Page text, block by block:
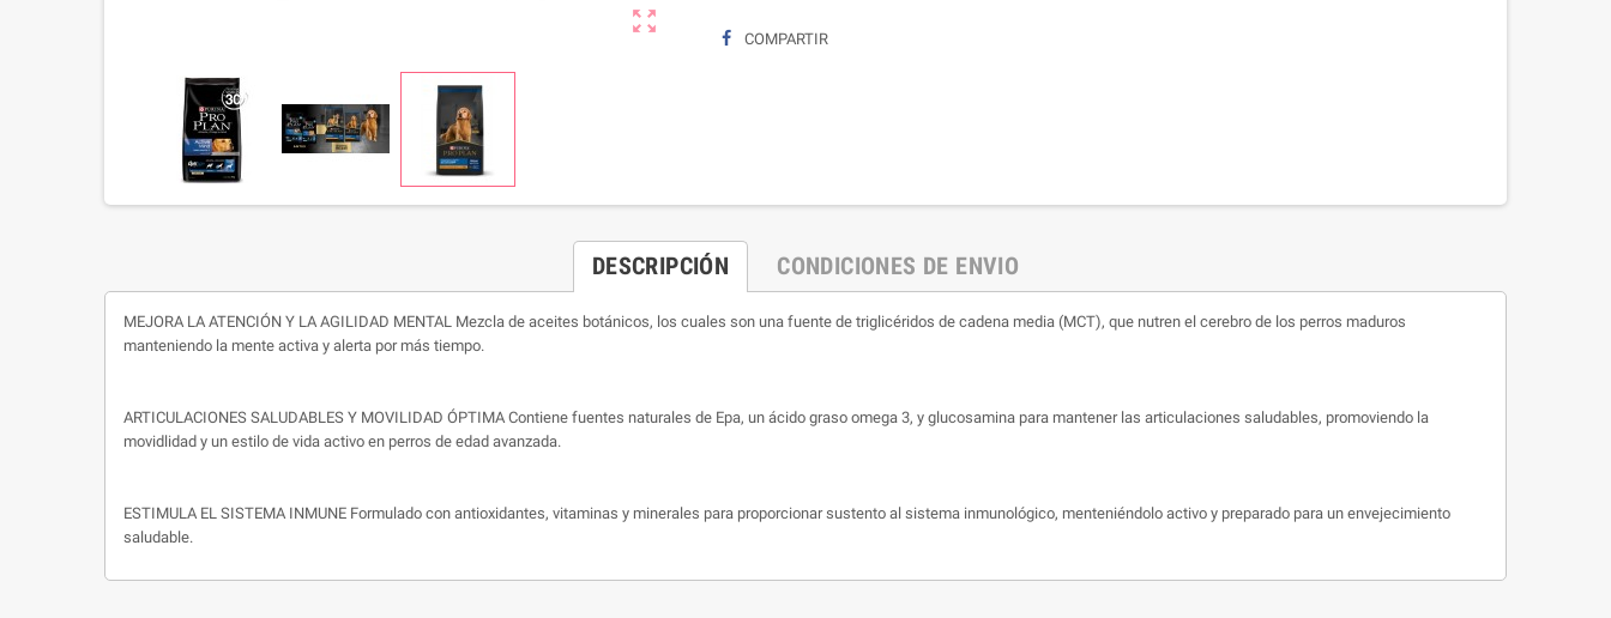
zoom_out_map
COMPARTIR
DESCRIPCIÓN CONDICIONES DE ENVIO
MEJORA LA ATENCIÓN Y LA AGILIDAD MENTAL Mezcla de aceites botánicos, los cuales son una fuente de triglicéridos de cadena media (MCT), que nutren el cerebro de los perros maduros
manteniendo la mente activa y alerta por más tiempo.
ARTICULACIONES SALUDABLES Y MOVILIDAD ÓPTIMA Contiene fuentes naturales de Epa, un ácido graso omega 3, y glucosamina para mantener las articulaciones saludables, promoviendo la
movidlidad y un estilo de vida activo en perros de edad avanzada.
ESTIMULA EL SISTEMA INMUNE Formulado con antioxidantes, vitaminas y minerales para proporcionar sustento al sistema inmunológico, menteniéndolo activo y preparado para un envejecimiento
saludable.